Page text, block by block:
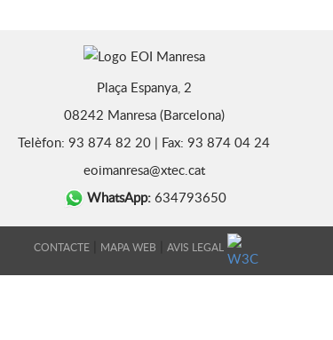
Plaça Espanya, 2
08242 Manresa (Barcelona)
Telèfon: 93 874 82 20 | Fax: 93 874 04 24
eoimanresa@xtec.cat
WhatsApp: 634793650
CONTACTE MAPA WEB AVIS LEGAL